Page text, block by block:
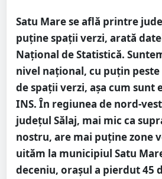
Satu Mare se află printre
puține spații verzi, arată
Național de Statistică.
nivel național, cu puțin peste
de spații verzi, așa cum sunt
INS. În regiunea de nord-
județul Sălaj, mai mic ca
nostru, are mai puține zone
uităm la municipiul Satu
deceniu, orașul a pierdut 45